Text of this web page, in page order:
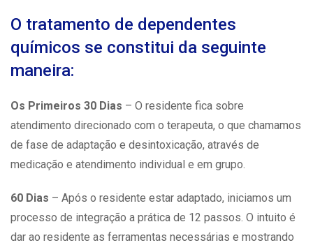
O tratamento de dependentes
químicos se constitui da seguinte
maneira:
Os Primeiros 30 Dias – O residente fica sobre
atendimento direcionado com o terapeuta, o que chamamos
de fase de adaptação e desintoxicação, através de
medicação e atendimento individual e em grupo.
60 Dias – Após o residente estar adaptado, iniciamos um
processo de integração a prática de 12 passos. O intuito é
dar ao residente as ferramentas necessárias e mostrando